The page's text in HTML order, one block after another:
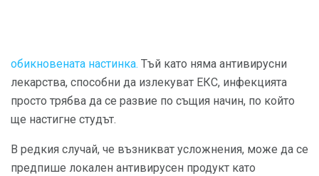
обикновената настинка. Тъй като няма антивирусни
лекарства, способни да излекуват ЕКС, инфекцията
просто трябва да се развие по същия начин, по който
ще настигне студът.
В редкия случай, че възникват усложнения, може да се
предпише локален антивирусен продукт като